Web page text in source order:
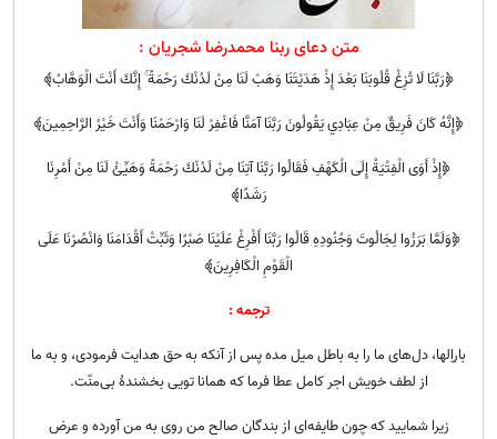
متن دعای ربنا محمدرضا شجریان :
﴿رَبَّنَا لَا تُزِغْ قُلُوبَنَا بَعْدَ إِذْ هَدَيْتَنَا وَهَبْ لَنَا مِنْ لَدُنْكَ رَحْمَةً ۚ إِنَّكَ أَنْتَ الْوَهَّابُ﴾
﴿إِنَّهُ كَانَ فَرِيقٌ مِنْ عِبَادِي يَقُولُونَ رَبَّنَا آمَنَّا فَاغْفِرْ لَنَا وَارْحَمْنَا وَأَنْتَ خَيْرُ الرَّاحِمِينَ﴾
﴿إِذْ أَوَى الْفِتْيَةُ إِلَى الْكَهْفِ فَقَالُوا رَبَّنَا آتِنَا مِنْ لَدُنْكَ رَحْمَةً وَهَيِّئْ لَنَا مِنْ أَمْرِنَا
رَشَدًا﴾
﴿وَلَمَّا بَرَزُوا لِجَالُوتَ وَجُنُودِهِ قَالُوا رَبَّنَا أَفْرِغْ عَلَيْنَا صَبْرًا وَثَبِّتْ أَقْدَامَنَا وَانْصُرْنَا عَلَى
الْقَوْمِ الْكَافِرِينَ﴾
ترجمه :
باراِلها، دل‌های ما را به باطل میل مده پس از آنکه به حق هدایت فرمودی، و به ما
از لطف خویش اجر کامل عطا فرما که همانا تویی بخشندهٔ بی‌منّت.
زیرا شمایید که چون طایفه‌ای از بندگان صالح من روی به من آورده و عرض